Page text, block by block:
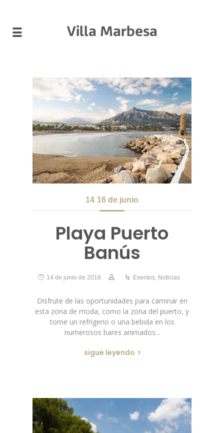
Villa Marbesa
14 16 de junio
Playa Puerto
Banús
14 de junio de 2016 Eventos, Noticias
Disfrute de las oportunidades para caminar en
esta zona de moda, como la zona del puerto, y
tome un refrigerio o una bebida en los
numerosos bares animados...
sigue leyendo